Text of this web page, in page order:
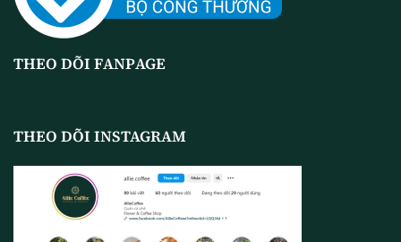
THEO DÕI FANPAGE
THEO DÕI INSTAGRAM